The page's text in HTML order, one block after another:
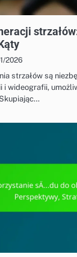
2026
strzałów są
wideografii,